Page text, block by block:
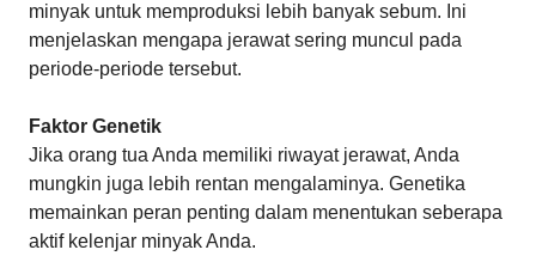
minyak untuk memproduksi lebih banyak sebum. Ini
menjelaskan mengapa jerawat sering muncul pada
periode-periode tersebut.
Faktor Genetik
Jika orang tua Anda memiliki riwayat jerawat, Anda
mungkin juga lebih rentan mengalaminya. Genetika
memainkan peran penting dalam menentukan seberapa
aktif kelenjar minyak Anda.